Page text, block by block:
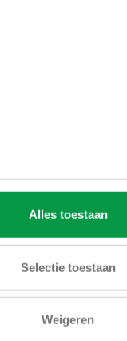
Alles toestaan
Selectie toestaan
Weigeren
Motorplaat nieuw
€20,66